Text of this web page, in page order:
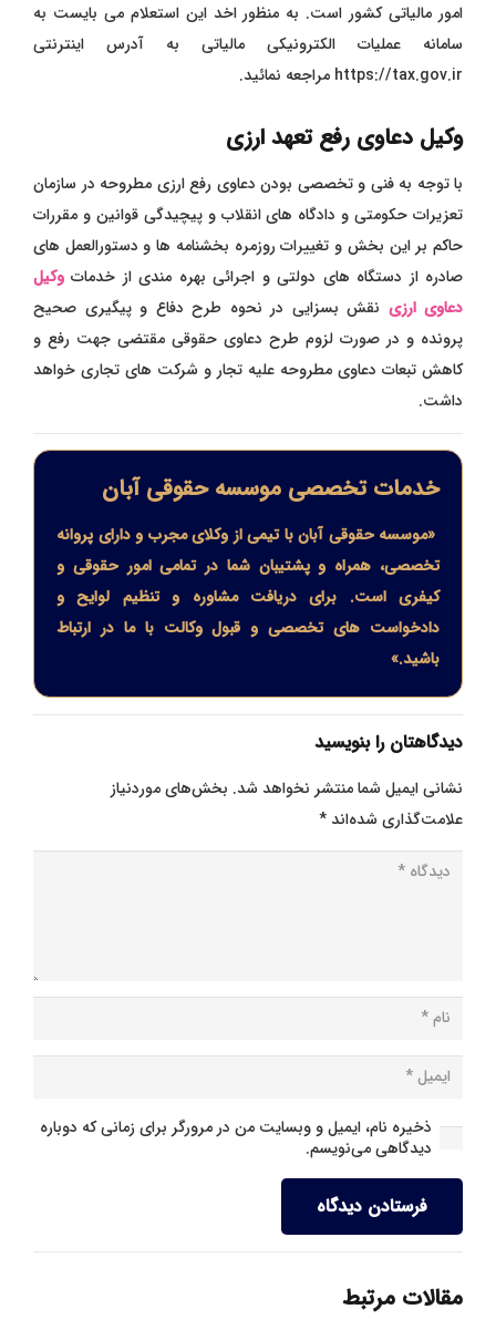
امور مالیاتی کشور است. به منظور اخد این استعلام می بایست به
سامانه عملیات الکترونیکی مالیاتی به آدرس اینترنتی
https://tax.gov.ir مراجعه نمائید.
وکیل دعاوی رفع تعهد ارزی
با توجه به فنی و تخصصی بودن دعاوی رفع ارزی مطروحه در سازمان
تعزیرات حکومتی و دادگاه های انقلاب و پیچیدگی قوانین و مقررات
حاکم بر این بخش و تغییرات روزمره بخشنامه ها و دستورالعمل های
صادره از دستگاه های دولتی و اجرائی بهره مندی از خدمات وکیل
دعاوی ارزی نقش بسزایی در نحوه طرح دفاع و پیگیری صحیح
پرونده و در صورت لزوم طرح دعاوی حقوقی مقتضی جهت رفع و
کاهش تبعات دعاوی مطروحه علیه تجار و شرکت های تجاری خواهد
داشت.
خدمات تخصصی موسسه حقوقی آبان
«موسسه حقوقی آبان با تیمی از وکلای مجرب و دارای پروانه
تخصصی، همراه و پشتیبان شما در تمامی امور حقوقی و
کیفری است. برای دریافت مشاوره و تنظیم لوایح و
دادخواست های تخصصی و قبول وکالت با ما در ارتباط
باشید.»
دیدگاهتان را بنویسید
نشانی ایمیل شما منتشر نخواهد شد. بخش‌های موردنیاز
علامت‌گذاری شده‌اند*
ذخیره نام، ایمیل و وبسایت من در مرورگر برای زمانی که دوباره
دیدگاهی می‌نویسم.
فرستادن دیدگاه
مقالات مرتبط